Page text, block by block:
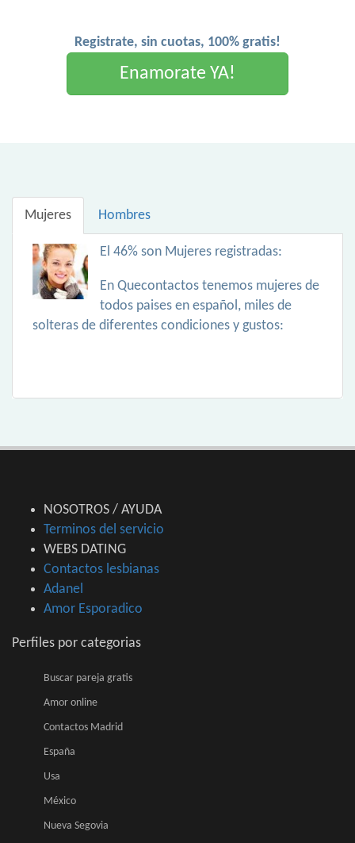
Registrate, sin cuotas, 100% gratis!
Enamorate YA!
Mujeres Hombres
El 46% son Mujeres registradas:
En Quecontactos tenemos mujeres de
todos paises en español, miles de
solteras de diferentes condiciones y gustos:
NOSOTROS / AYUDA
Terminos del servicio
WEBS DATING
Contactos lesbianas
Adanel
Amor Esporadico
Perfiles por categorias
Buscar pareja gratis
Amor online
Contactos Madrid
España
Usa
México
Nueva Segovia